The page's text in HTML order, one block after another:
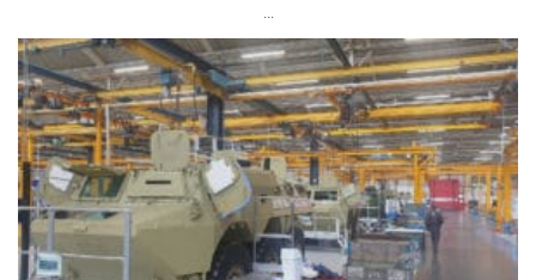
...